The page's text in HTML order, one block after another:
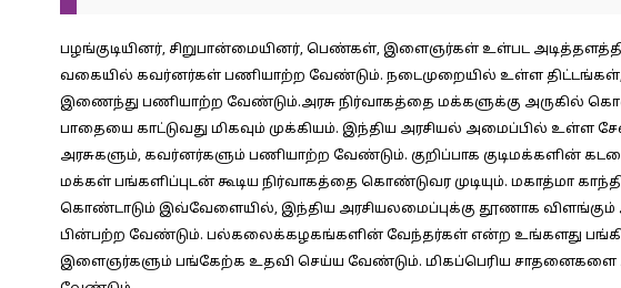
பழங்குடியினர், சிறுபான்மையினர், பெண்கள், இளைஞர்கள் உள்பட
வகையில் கவர்னர்கள் பணியாற்ற வேண்டும். நடைமுறையில் உள்ள திட்டங்கள்,
இணைந்து பணியாற்ற வேண்டும்.அரசு நிர்வாகத்தை மக்களுக்கு அருகில்
பாதையை காட்டுவது மிகவும் முக்கியம். இந்திய அரசியல் அமைப்பில் உள்ள
அரசுகளும், கவர்னர்களும் பணியாற்ற வேண்டும். குறிப்பாக குடிமக்களின்
மக்கள் பங்களிப்புடன் கூடிய நிர்வாகத்தை கொண்டுவர முடியும். மகாத்மா
கொண்டாடும் இவ்வேளையில், இந்திய அரசியலமைப்புக்கு தூணாக
பின்பற்ற வேண்டும். பல்கலைக்கழகங்களின் வேந்தர்கள் என்ற உங்களது பங்கின்
இளைஞர்களும் பங்கேற்க உதவி செய்ய வேண்டும். மிகப்பெரிய